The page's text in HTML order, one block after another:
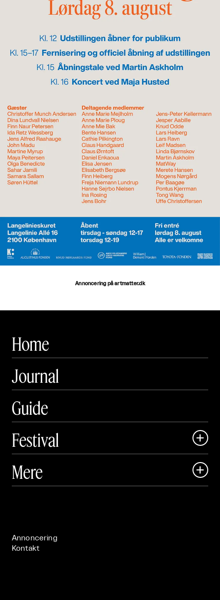
Annoncering på artmatter.dk
Home
Journal
Guide
Festival

 Art Matter Festival
Mere 
Annoncering
Kontakt